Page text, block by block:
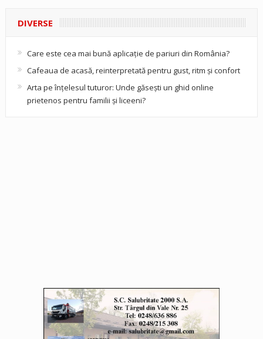
DIVERSE
Care este cea mai bună aplicație de pariuri din România?
Cafeaua de acasă, reinterpretată pentru gust, ritm și confort
Arta pe înțelesul tuturor: Unde găsești un ghid online
prietenos pentru familii și liceeni?